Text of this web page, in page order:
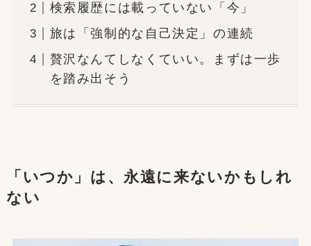
検索履歴には載っていない「今」
旅は「強制的な自己決定」の連続
贅沢なんてしなくていい。まずは一歩
を踏み出そう
「いつか」は、永遠に来ないかもしれ
ない